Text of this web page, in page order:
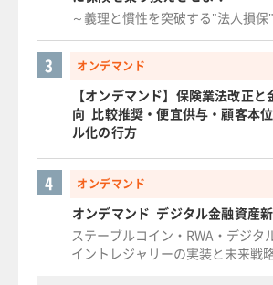
～義理と慣性を突破する"法人損保
オンデマンド
3
【オンデマンド】保険業法改正
向 比較推奨・便宜供与・顧客本
ル化の行方
オンデマンド
4
オンデマンド デジタル金融資産
ステーブルコイン・RWA・デジタ
イントレジャリーの実装と未来戦